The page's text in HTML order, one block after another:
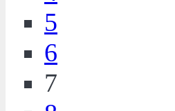
5
6
7